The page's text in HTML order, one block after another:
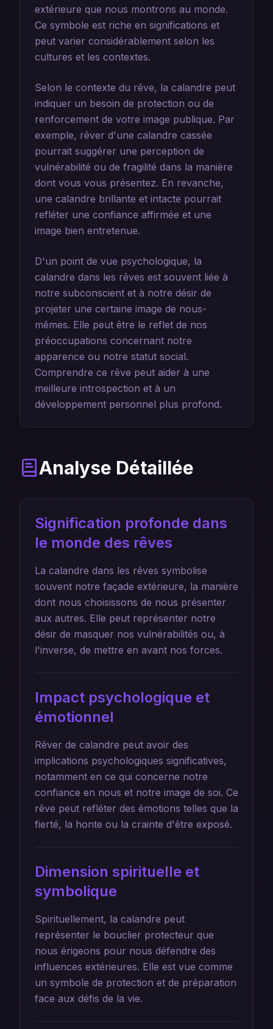
extérieure que nous montrons au monde.
Ce symbole est riche en significations et
peut varier considérablement selon les
cultures et les contextes.
Selon le contexte du rêve, la calandre peut
indiquer un besoin de protection ou de
renforcement de votre image publique. Par
exemple, rêver d'une calandre cassée
pourrait suggérer une perception de
vulnérabilité ou de fragilité dans la manière
dont vous vous présentez. En revanche,
une calandre brillante et intacte pourrait
refléter une confiance affirmée et une
image bien entretenue.
D'un point de vue psychologique, la
calandre dans les rêves est souvent liée à
notre subconscient et à notre désir de
projeter une certaine image de nous-
mêmes. Elle peut être le reflet de nos
préoccupations concernant notre
apparence ou notre statut social.
Comprendre ce rêve peut aider à une
meilleure introspection et à un
développement personnel plus profond.
Analyse Détaillée
Signification profonde dans
le monde des rêves
La calandre dans les rêves symbolise
souvent notre façade extérieure, la manière
dont nous choisissons de nous présenter
aux autres. Elle peut représenter notre
désir de masquer nos vulnérabilités ou, à
l'inverse, de mettre en avant nos forces.
Impact psychologique et
émotionnel
Rêver de calandre peut avoir des
implications psychologiques significatives,
notamment en ce qui concerne notre
confiance en nous et notre image de soi. Ce
rêve peut refléter des émotions telles que la
fierté, la honte ou la crainte d'être exposé.
Dimension spirituelle et
symbolique
Spirituellement, la calandre peut
représenter le bouclier protecteur que
nous érigeons pour nous défendre des
influences extérieures. Elle est vue comme
un symbole de protection et de préparation
face aux défis de la vie.